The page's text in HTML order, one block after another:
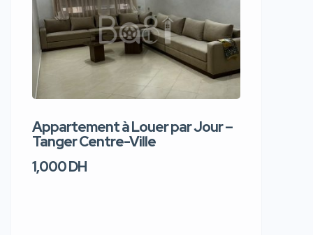
Appartement à Louer par Jour –
Tanger Centre-Ville
1,000 DH